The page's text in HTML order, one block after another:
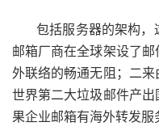
包括服务器的架构，
邮箱厂商在全球架设了
外联络的畅通无阻；二
世界第二大垃圾邮件产
果企业邮箱有海外转发服